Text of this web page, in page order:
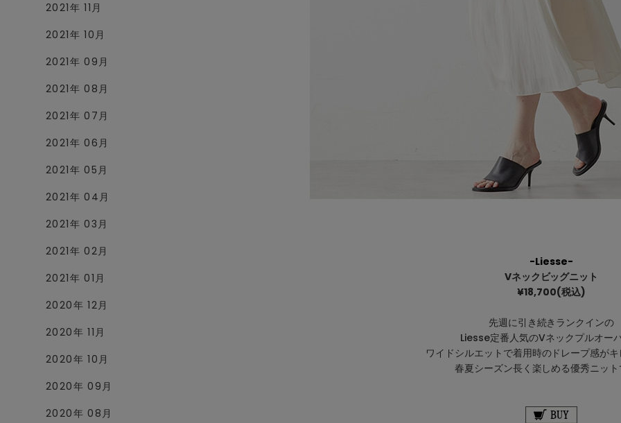
2021年 11月
2021年 10月
2021年 09月
2021年 08月
2021年 07月
2021年 06月
2021年 05月
2021年 04月
2021年 03月
2021年 02月
2021年 01月
2020年 12月
2020年 11月
2020年 10月
2020年 09月
2020年 08月
-Liesse-
Vネックビッグニット
¥18,700(税込)
先週に引き続きランクインの
Liesse定番人気のVネックプルオー
ワイドシルエットで着用時のドレープ感が
春夏シーズン長く楽しめる優秀ニッ